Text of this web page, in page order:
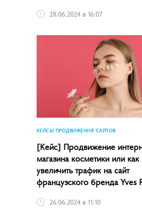
28.06.2024 в 16:07
КЕЙСЫ ПРОДВИЖЕНИЯ САЙТОВ
[Кейс] Продвижение
магазина косметики или как
увеличить трафик на сайт
французского бренда Yves
26.06.2024 в 11:10